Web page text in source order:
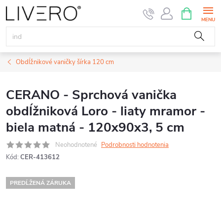
Prejsť
na
obsah
KOŠÍK
Obdĺžnikové vaničky šírka 120 cm
CERANO - Sprchová vanička
obdĺžniková Loro - liaty mramor -
biela matná - 120x90x3, 5 cm
Neohodnotené Podrobnosti hodnotenia
Kód: CER-413612
PREDĹŽENÁ ZÁRUKA